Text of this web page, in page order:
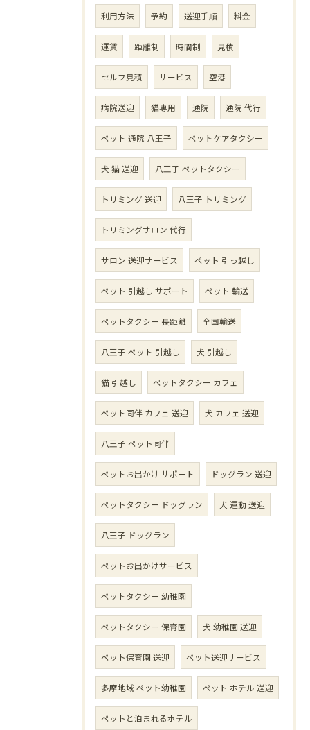
利用方法 予約 送迎手順 料金
運賃 距離制 時間制 見積
セルフ見積 サービス 空港
病院送迎 猫専用 通院 通院 代行
ペット 通院 八王子 ペットケアタクシー
犬 猫 送迎 八王子 ペットタクシー
トリミング 送迎 八王子 トリミング
トリミングサロン 代行
サロン 送迎サービス ペット 引っ越し
ペット 引越し サポート ペット 輸送
ペットタクシー 長距離 全国輸送
八王子 ペット 引越し 犬 引越し
猫 引越し ペットタクシー カフェ
ペット同伴 カフェ 送迎 犬 カフェ 送迎
八王子 ペット同伴
ペットお出かけ サポート ドッグラン 送迎
ペットタクシー ドッグラン 犬 運動 送迎
八王子 ドッグラン
ペットお出かけサービス
ペットタクシー 幼稚園
ペットタクシー 保育園 犬 幼稚園 送迎
ペット保育園 送迎 ペット送迎サービス
多摩地域 ペット幼稚園 ペット ホテル 送迎
ペットと泊まれるホテル